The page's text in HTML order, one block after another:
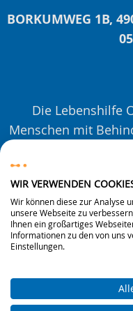
BORKUMWEG 1B,
Die Lebenshilfe
Menschen mit
mit Beratungen,
Seit 1963. Auf
WIR VERWENDEN
Wir können diese zur Analyse
unsere Webseite zu
Ihnen ein großartiges
Informationen zu den von uns
Einstellungen.